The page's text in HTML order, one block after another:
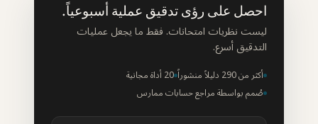
احصل على رؤى تدقيق عملية أسبوعياً.
ليست نظريات امتحانات. فقط ما يجعل عمليات
التدقيق أسرع.
أكثر من 290 دليلاً منشوراً
20 أداة مجانية
صُمم بواسطة مراجع حسابات ممارس